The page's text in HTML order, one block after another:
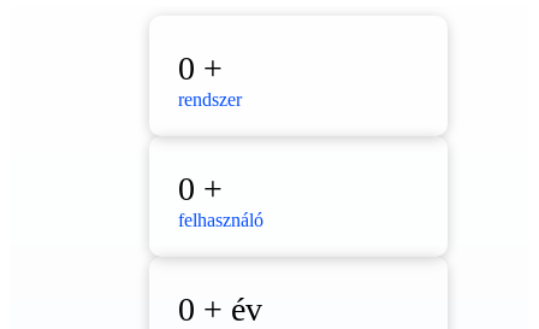
0 +
rendszer
0 +
felhasználó
0 + év